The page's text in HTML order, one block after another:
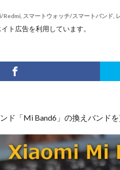
Redmi, スマートウォッチ/スマートバンド,
ト広告を利用しています。
ド「Mi Band6」の換えバンドを